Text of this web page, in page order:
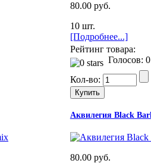
80.00 руб.
10 шт.
[Подробнее...]
Рейтинг товара:
Голосов: 0
Кол-во:
Аквилегия Black
80.00 руб.